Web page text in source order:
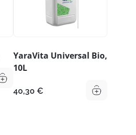
YaraVita Universal Bio,
10L
40,30 €